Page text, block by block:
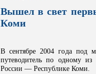
Вышел в свет
Коми
В сентябре 2004 года под
путеводитель по одному из
России — Республике Коми.